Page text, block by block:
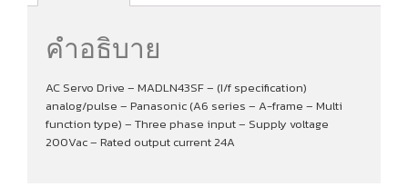
คำอธิบาย
AC Servo Drive – MADLN43SF – (I/f specification)
analog/pulse – Panasonic (A6 series – A-frame – Multi
function type) – Three phase input – Supply voltage
200Vac – Rated output current 24A